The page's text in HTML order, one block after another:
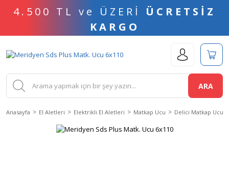
4.500 TL ve ÜZERİ ÜCRETSİZ
KARGO
ARA
Anasayfa El Aletleri Elektrikli El Aletleri Matkap Ucu Delici Matkap Ucu